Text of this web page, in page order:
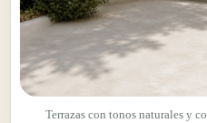
Terrazas con tonos naturales y